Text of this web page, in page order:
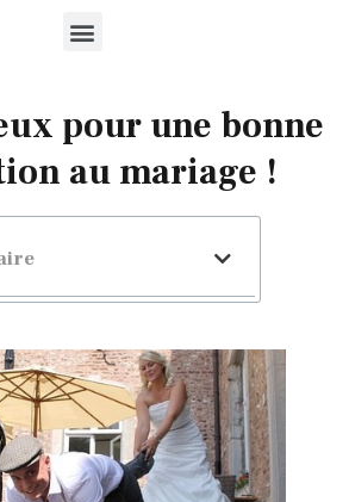
pour une bonne
au mariage !